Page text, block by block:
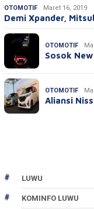
OTOMOTIF Maret 16, 2019
Demi Xpander,
OTOMOTIF
Sosok
OTOMOTIF
Aliansi
LUWU
KOMINFO LUWU